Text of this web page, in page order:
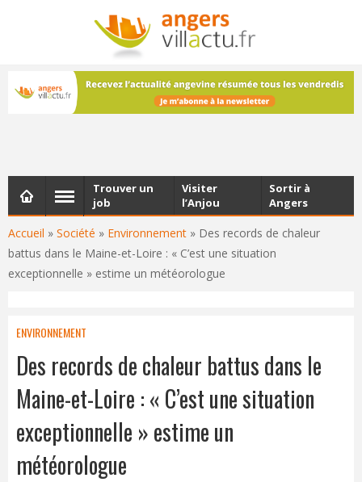
NEWSLETTER
Les dernières actualités d'Angers, chaque vendredi dans
votre boîte e-mail
Accueil » Société » Environnement » Des records de chaleur
battus dans le Maine-et-Loire : « C’est une situation
exceptionnelle » estime un météorologue
Trouver un
job
Visiter
l’Anjou
Sortir à
Angers
ENVIRONNEMENT
Des records de chaleur battus dans le
Maine-et-Loire : « C’est une situation
exceptionnelle » estime un
météorologue